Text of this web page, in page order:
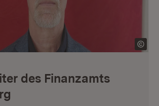
des Finanzamts